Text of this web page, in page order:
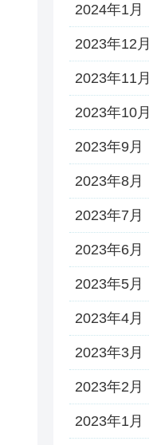
2024年1月
2023年12月
2023年11月
2023年10月
2023年9月
2023年8月
2023年7月
2023年6月
2023年5月
2023年4月
2023年3月
2023年2月
2023年1月